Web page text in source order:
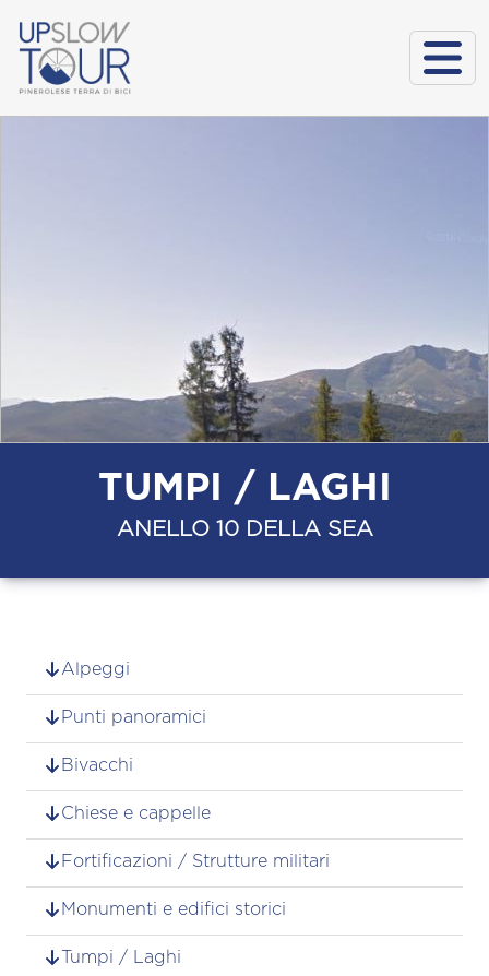
TUMPI / LAGHI
ANELLO 10 DELLA SEA
Alpeggi
Punti panoramici
Bivacchi
Chiese e cappelle
Fortificazioni / Strutture militari
Monumenti e edifici storici
Tumpi / Laghi